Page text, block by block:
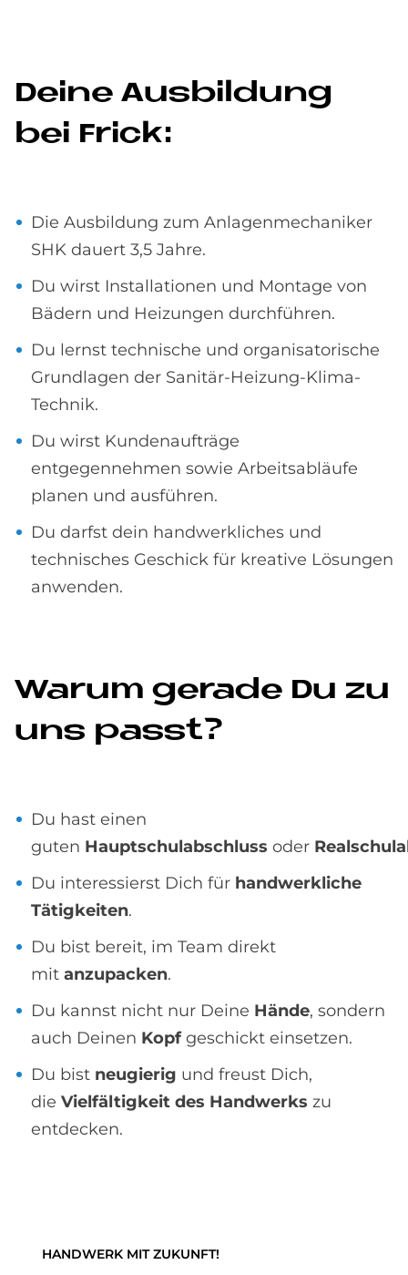
De­i­ne Aus­bil­dung
bei Frick:
Die Ausbildung zum Anlagenmechaniker
SHK dauert 3,5 Jahre.
Du wirst Installationen und Montage von
Bädern und Heizungen durchführen.
Du lernst technische und organisatorische
Grundlagen der Sanitär-Heizung-Klima-
Technik.
Du wirst Kundenaufträge
entgegennehmen sowie Arbeitsabläufe
planen und ausführen.
Du darfst dein handwerkliches und
technisches Geschick für kreative Lösungen
anwenden.
Wa­rum ge­ra­de Du zu
uns passt?
Du hast einen
guten Hauptschulabschluss oder
Du interessierst Dich für handwerkliche
Tätigkeiten.
Du bist bereit, im Team direkt
mit anzupacken.
Du kannst nicht nur Deine Hände, sondern
auch Deinen Kopf geschickt einsetzen.
Du bist neugierig und freust Dich,
die Vielfältigkeit des Handwerks zu
entdecken.
HANDWERK MIT ZUKUNFT!